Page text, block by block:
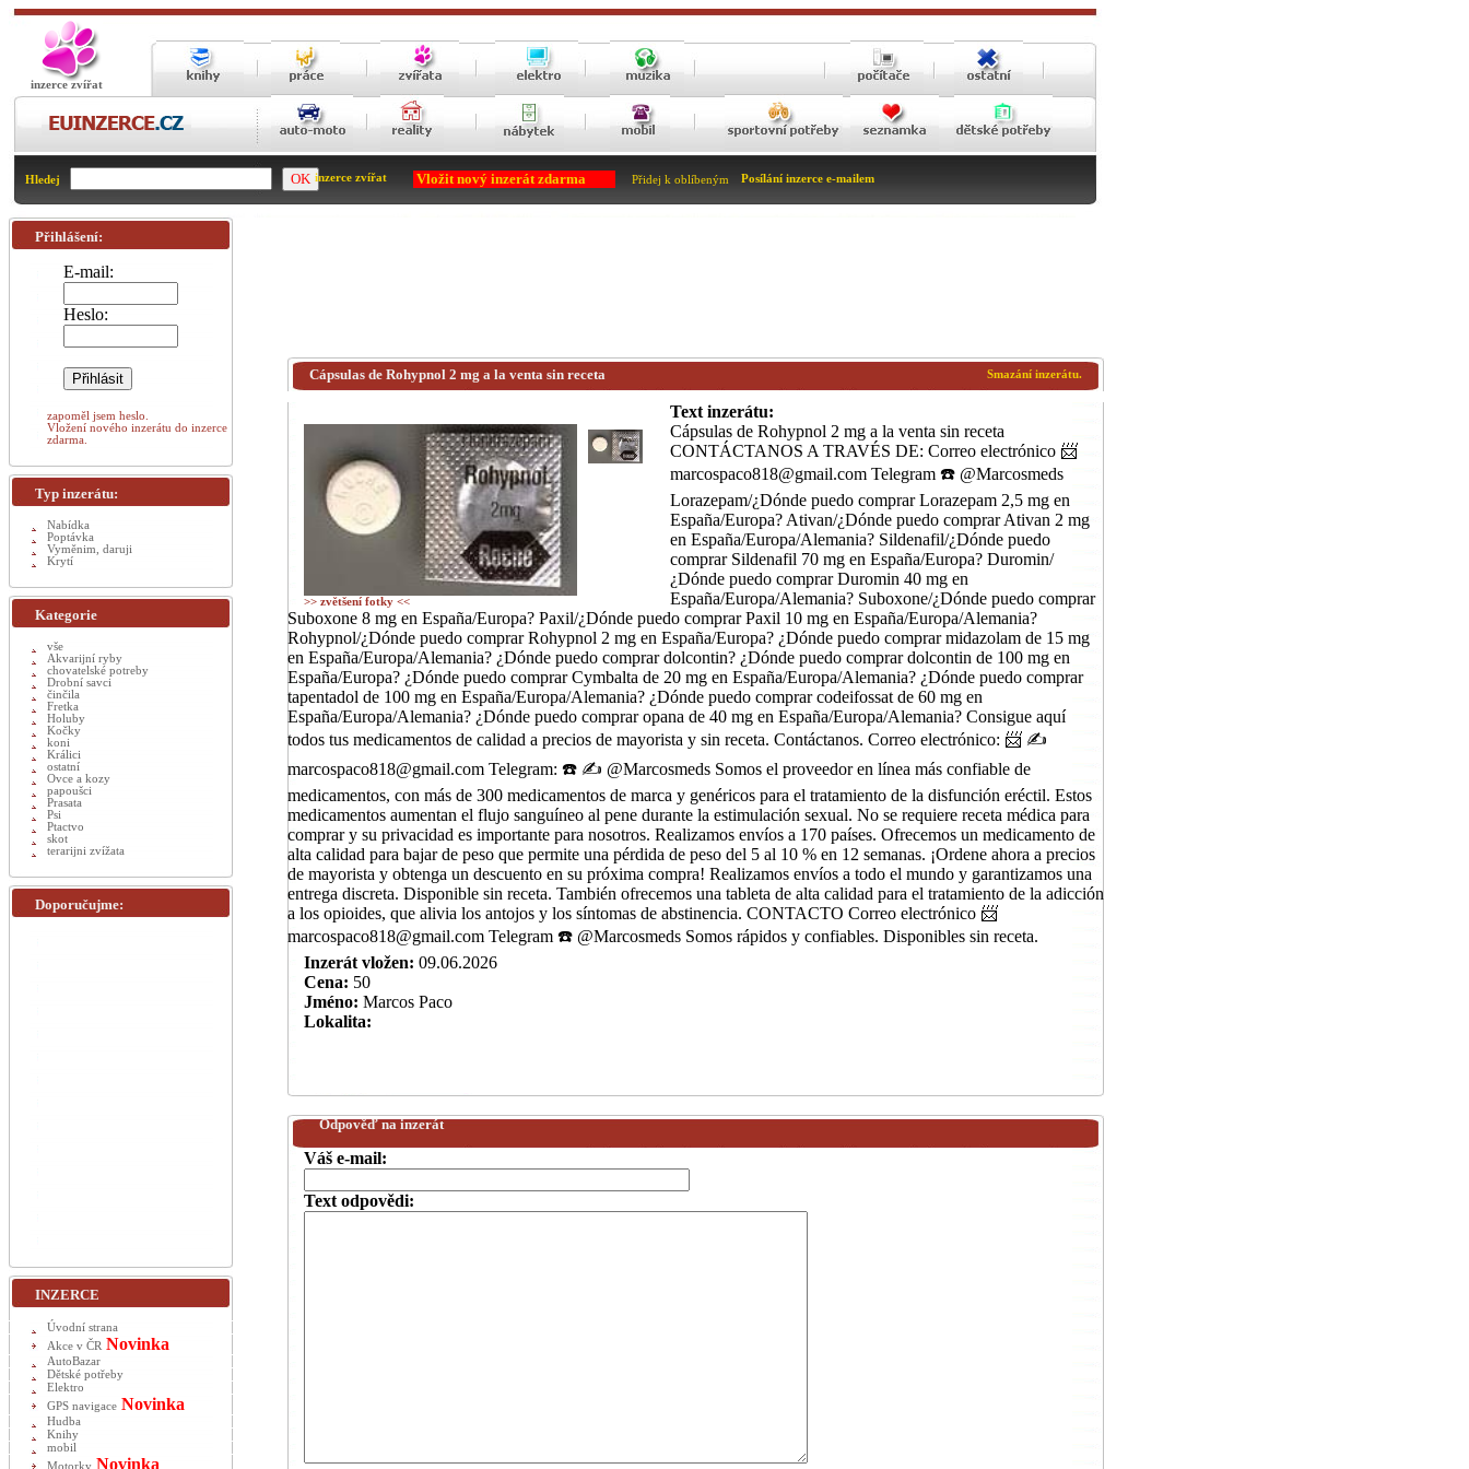
inzerce zvířat
Hledej inzerce zvířat Vložit nový inzerát zdarma Přidej k oblíbeným Posílání inzerce e-mailem
Smazání inzerátu.
Cápsulas de Rohypnol 2 mg a la venta sin receta
>> zvětšení fotky <<
Text inzerátu:
Cápsulas de Rohypnol 2 mg a la venta sin receta
CONTÁCTANOS A TRAVÉS DE: Correo electrónico 📨
marcospaco818@gmail.com Telegram ☎️ @Marcosmeds
Lorazepam/¿Dónde puedo comprar Lorazepam 2,5 mg en
España/Europa? Ativan/¿Dónde puedo comprar Ativan 2 mg
en España/Europa/Alemania? Sildenafil/¿Dónde puedo
comprar Sildenafil 70 mg en España/Europa? Duromin/
¿Dónde puedo comprar Duromin 40 mg en
España/Europa/Alemania? Suboxone/¿Dónde puedo comprar
Suboxone 8 mg en España/Europa? Paxil/¿Dónde puedo comprar Paxil 10 mg en España/Europa/Alemania?
Rohypnol/¿Dónde puedo comprar Rohypnol 2 mg en España/Europa? ¿Dónde puedo comprar midazolam de 15 mg
en España/Europa/Alemania? ¿Dónde puedo comprar dolcontin? ¿Dónde puedo comprar dolcontin de 100 mg en
España/Europa? ¿Dónde puedo comprar Cymbalta de 20 mg en España/Europa/Alemania? ¿Dónde puedo comprar
tapentadol de 100 mg en España/Europa/Alemania? ¿Dónde puedo comprar codeifossat de 60 mg en
España/Europa/Alemania? ¿Dónde puedo comprar opana de 40 mg en España/Europa/Alemania? Consigue aquí
todos tus medicamentos de calidad a precios de mayorista y sin receta. Contáctanos. Correo electrónico: 📨 ✍️
marcospaco818@gmail.com Telegram: ☎️ ✍️ @Marcosmeds Somos el proveedor en línea más confiable de
medicamentos, con más de 300 medicamentos de marca y genéricos para el tratamiento de la disfunción eréctil. Estos
medicamentos aumentan el flujo sanguíneo al pene durante la estimulación sexual. No se requiere receta médica para
comprar y su privacidad es importante para nosotros. Realizamos envíos a 170 países. Ofrecemos un medicamento de
alta calidad para bajar de peso que permite una pérdida de peso del 5 al 10 % en 12 semanas. ¡Ordene ahora a precios
de mayorista y obtenga un descuento en su próxima compra! Realizamos envíos a todo el mundo y garantizamos una
entrega discreta. Disponible sin receta. También ofrecemos una tableta de alta calidad para el tratamiento de la adicción
a los opioides, que alivia los antojos y los síntomas de abstinencia. CONTACTO Correo electrónico 📨
marcospaco818@gmail.com Telegram ☎️ @Marcosmeds Somos rápidos y confiables. Disponibles sin receta.
Inzerát vložen: 09.06.2026
Cena: 50
Jméno: Marcos Paco
Lokalita:
Odpověď na inzerát
Váš e-mail:
Text odpovědi:
Přihlášení:
E-mail:
Heslo:
zapoměl jsem heslo.
Vložení nového inzerátu do inzerce
zdarma.
Typ inzerátu:
Nabídka
Poptávka
Vyměnim, daruji
Krytí
Kategorie
vše
Akvarijní ryby
chovatelské potreby
Drobní savci
činčila
Fretka
Holuby
Kočky
koni
Králici
ostatní
Ovce a kozy
papoušci
Prasata
Psi
Ptactvo
skot
terarijni zvížata
Doporučujme:
INZERCE
Úvodní strana
Akce v ČR Novinka
AutoBazar
Dětské potřeby
Elektro
GPS navigace Novinka
Hudba
Knihy
mobil
Motorky Novinka